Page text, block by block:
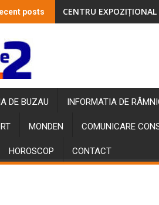
posts CENTRU
DE BUZAU INFORMATIA DE
MONDEN COMUNICARE
HOROSCOP CONTACT